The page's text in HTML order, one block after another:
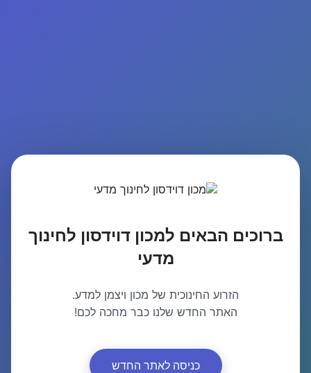
ברוכים הבאים למכון דוידסון לחינוך
מדעי
הזרוע החינוכית של מכון ויצמן למדע.
האתר החדש שלנו כבר מחכה לכם!
כניסה לאתר החדש